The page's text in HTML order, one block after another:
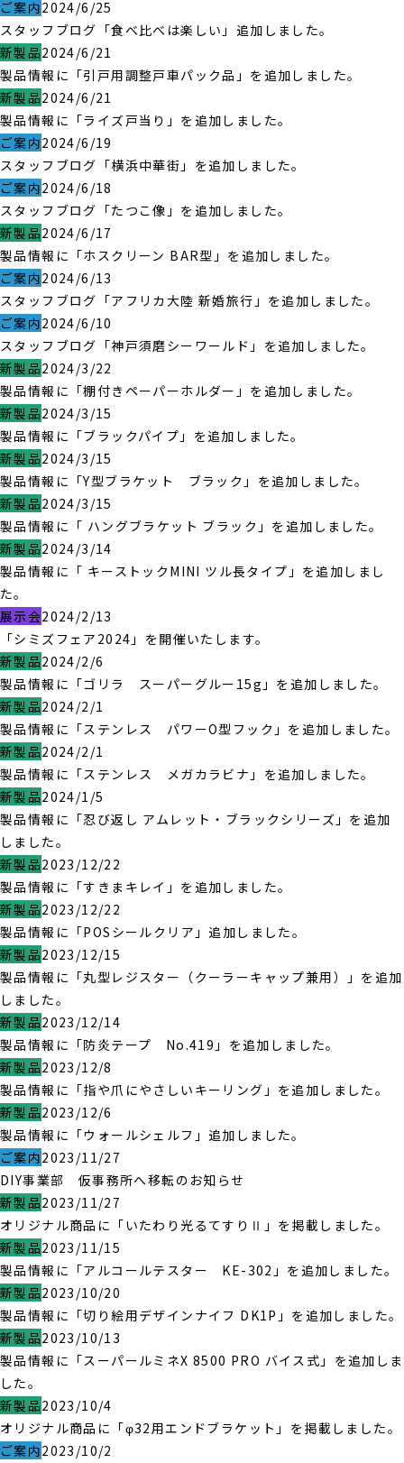
ご案内2024/6/25
スタッフブログ「食べ比べは楽しい」追加しました。
新製品2024/6/21
製品情報に「引戸用調整戸車パック品」を追加しました。
新製品2024/6/21
製品情報に「ライズ戸当り」を追加しました。
ご案内2024/6/19
スタッフブログ「横浜中華街」を追加しました。
ご案内2024/6/18
スタッフブログ「たつこ像」を追加しました。
新製品2024/6/17
製品情報に「ホスクリーン BAR型」を追加しました。
ご案内2024/6/13
スタッフブログ「アフリカ大陸 新婚旅行」を追加しました。
ご案内2024/6/10
スタッフブログ「神戸須磨シーワールド」を追加しました。
新製品2024/3/22
製品情報に「棚付きペーパーホルダー」を追加しました。
新製品2024/3/15
製品情報に「ブラックパイプ」を追加しました。
新製品2024/3/15
製品情報に「Y型ブラケット ブラック」を追加しました。
新製品2024/3/15
製品情報に「 ハングブラケット ブラック」を追加しました。
新製品2024/3/14
製品情報に「 キーストックMINI ツル長タイプ」を追加しまし
た。
展示会2024/2/13
「シミズフェア2024」を開催いたします。
新製品2024/2/6
製品情報に「ゴリラ スーパーグルー15g」を追加しました。
新製品2024/2/1
製品情報に「ステンレス パワーO型フック」を追加しました。
新製品2024/2/1
製品情報に「ステンレス メガカラビナ」を追加しました。
新製品2024/1/5
製品情報に「忍び返し アムレット・ブラックシリーズ」を追加
しました。
新製品2023/12/22
製品情報に「すきまキレイ」を追加しました。
新製品2023/12/22
製品情報に「POSシールクリア」追加しました。
新製品2023/12/15
製品情報に「丸型レジスター（クーラーキャップ兼用）」を追加
しました。
新製品2023/12/14
製品情報に「防炎テープ No.419」を追加しました。
新製品2023/12/8
製品情報に「指や爪にやさしいキーリング」を追加しました。
新製品2023/12/6
製品情報に「ウォールシェルフ」追加しました。
ご案内2023/11/27
DIY事業部 仮事務所へ移転のお知らせ
新製品2023/11/27
オリジナル商品に「いたわり光るてすりⅡ」を掲載しました。
新製品2023/11/15
製品情報に「アルコールテスター KE-302」を追加しました。
新製品2023/10/20
製品情報に「切り絵用デザインナイフ DK1P」を追加しました。
新製品2023/10/13
製品情報に「スーパールミネX 8500 PRO バイス式」を追加しま
した。
新製品2023/10/4
オリジナル商品に「φ32用エンドブラケット」を掲載しました。
ご案内2023/10/2